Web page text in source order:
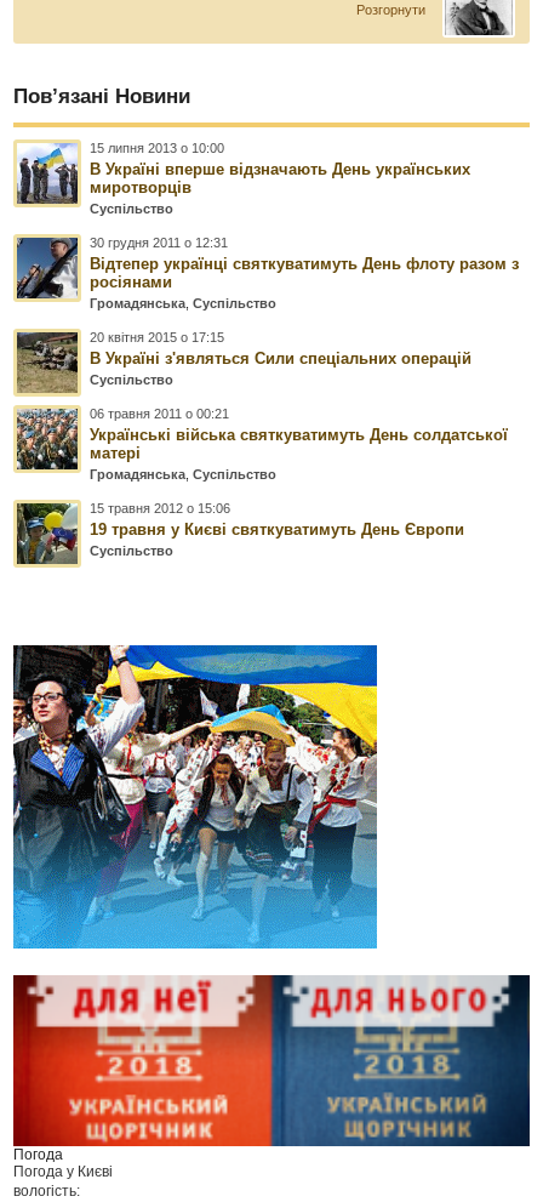
Розгорнути
Пов’язані Новини
15 липня 2013 о 10:00
В Україні вперше відзначають День українських
миротворців
Суспільство
30 грудня 2011 о 12:31
Відтепер українці святкуватимуть День флоту разом з
росіянами
Громадянська ,Суспільство
20 квітня 2015 о 17:15
В Україні з'являться Сили спеціальних операцій
Суспільство
06 травня 2011 о 00:21
Українські війська святкуватимуть День солдатської
матері
Громадянська ,Суспільство
15 травня 2012 о 15:06
19 травня у Києві святкуватимуть День Європи
Суспільство
Погода
Погода у Києві
вологість: